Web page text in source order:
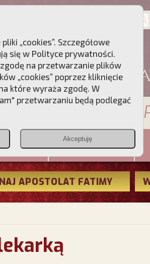
sumienia
PCh24.pl
APOSTOLAT FATIMY
„cookies”. Szczegółowe
się w Polityce prywatności.
na przetwarzanie plików
„cookies” poprzez kliknięcie
które wyraża zgodę. W
przetwarzaniu będą podlegać
Akceptuję